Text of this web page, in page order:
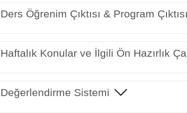
Ders Öğrenim Çıktısı & Program
Haftalık Konular ve İlgili Ön Hazırlık
Değerlendirme Sistemi